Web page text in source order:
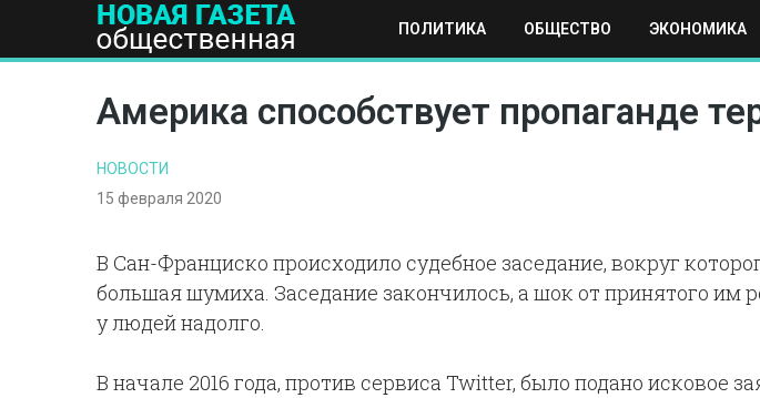
ПОЛИТИКА ОБЩЕСТВО ЭКОНОМИКА
ПОЛИТИКА ОБЩЕСТВО ЭКОНОМИКА НАУКА И ТЕХНИКА СПОРТ МОСКВА
Америка способствует пропаганде
НОВОСТИ
15 февраля 2020
В Сан-Франциско происходило судебное заседание, вокруг
большая шумиха. Заседание закончилось, а шок от принятого им
у людей надолго.
В начале 2016 года, против сервиса Twitter, было подано исковое